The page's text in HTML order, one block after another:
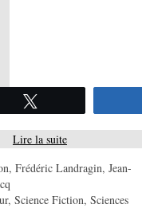
Lire la suite
, Frédéric Landragin, Jean-
, Science Fiction, Sciences